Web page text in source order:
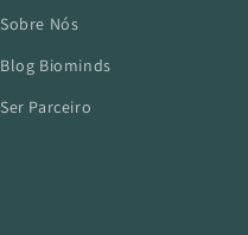
Sobre Nós
Blog Biominds
Ser Parceiro